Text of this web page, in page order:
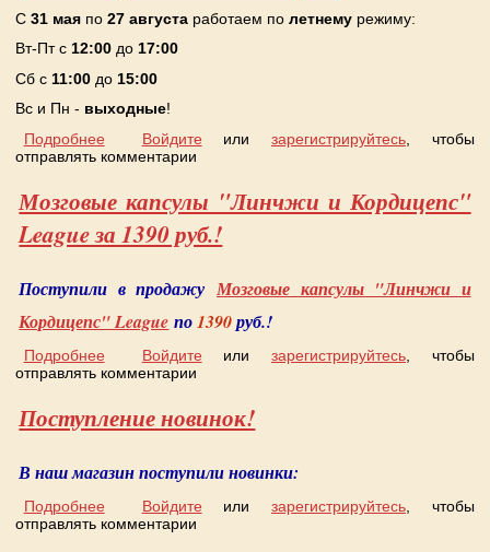
C31 мая по27 августа работаем полетнему режиму:
Вт-Пт с 12:00 до 17:00
Сб с 11:00 до 15:00
Вс и Пн - выходные!
Подробнее о Работа офиса в летний период
Войдите или зарегистрируйтесь, чтобы
отправлять комментарии
Мозговые капсулы "Линчжи и Кордицепс"
League за 1390 руб.!
Поступили в продажу Мозговые капсулы "Линчжи и
Кордицепс" League по1390руб.!
Подробнее о Мозговые капсулы "Линчжи и Кордицепс" League
за 1390 руб.!
Войдите или зарегистрируйтесь, чтобы
отправлять комментарии
Поступление новинок!
В наш магазин поступили новинки:
Подробнее о Поступление новинок!
Войдите или зарегистрируйтесь, чтобы
отправлять комментарии